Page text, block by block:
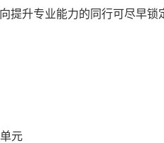
升专业能力的同行可尽早锁
元